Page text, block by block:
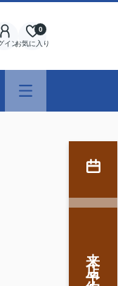
インお気に入り
0
来店予約